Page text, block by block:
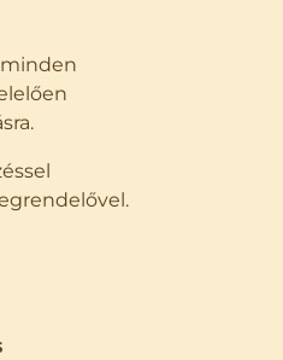
minden